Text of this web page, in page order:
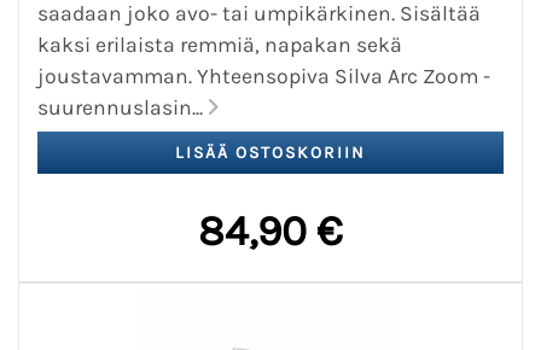
saadaan joko avo- tai umpikärkinen. Sisältää
kaksi erilaista remmiä, napakan sekä
joustavamman. Yhteensopiva Silva Arc Zoom -
suurennuslasin...
84,90 €